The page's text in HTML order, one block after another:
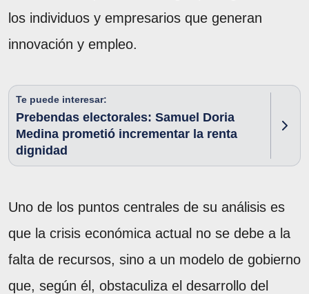
los individuos y empresarios que generan
innovación y empleo.
Te puede interesar:
Prebendas electorales: Samuel Doria
Medina prometió incrementar la renta
dignidad
Uno de los puntos centrales de su análisis es
que la crisis económica actual no se debe a la
falta de recursos, sino a un modelo de gobierno
que, según él, obstaculiza el desarrollo del